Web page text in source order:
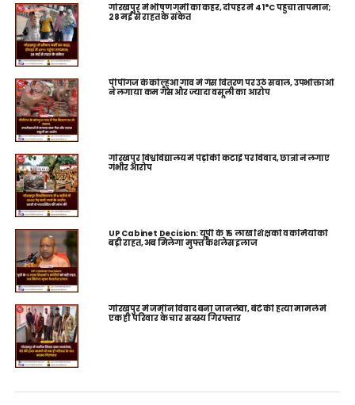
गोरखपुर में भीषण गर्मी का कहर, दोपहर में 41°C पहुंचा तापमान;
28 मई से राहत के संकेत
पीपीगंज के कोल्हुआ गांव में गैस वितरण पर उठे सवाल, उपभोक्ताओं
ने लगाया कम गैस और ज्यादा वसूली का आरोप
गोरखपुर विश्वविद्यालय में पेड़ों की कटाई पर विवाद, छात्रों ने लगाए
गंभीर आरोप
UP Cabinet Decision: यूपी के 15 लाख शिक्षकों व कर्मियों को
बड़ी राहत, अब मिलेगा मुफ्त कैशलेस इलाज
गोरखपुर में जमीन विवाद बना जानलेवा, बेटे की हत्या मामले में
एक ही परिवार के चार सदस्य गिरफ्तार